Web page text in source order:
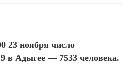
23 ноября число
в Адыгее — 7533 человека.